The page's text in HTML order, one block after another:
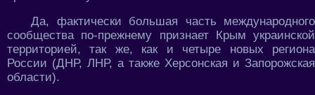
Да, фактически большая часть международного
сообщества по-прежнему признает Крым украинской
территорией, так же, как и четыре новых региона
России (ДНР, ЛНР, а также Херсонская и Запорожская
области).